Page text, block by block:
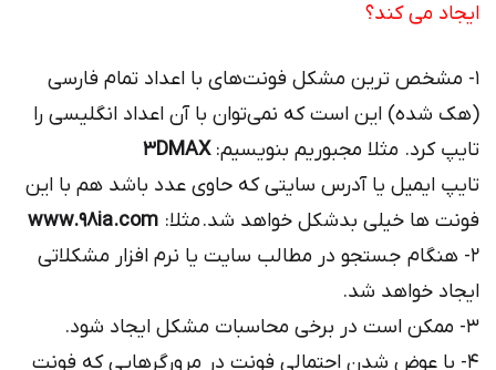
ایجاد می کند؟
۱- مشخص ترین مشکل فونت‌های با اعداد تمام فارسی
(هک شده) این است که نمی‌توان با آن اعداد انگلیسی را
تایپ کرد. مثلا مجبوریم بنویسیم: ۳DMAX
تایپ ایمیل یا آدرس سایتی که حاوی عدد باشد هم با این
فونت ها خیلی بدشکل خواهد شد. مثلا: www.۹۸ia.com
۲- هنگام جستجو در مطالب سایت یا نرم افزار مشکلاتی
ایجاد خواهد شد.
۳- ممکن است در برخی محاسبات مشکل ایجاد شود.
۴- با عوض شدن احتمالی فونت در مرورگرهایی که فونت